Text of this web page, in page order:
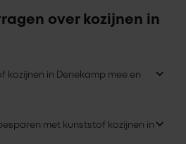
over kozijnen in
kozijnen in Denekamp mee en
met kunststof kozijnen in